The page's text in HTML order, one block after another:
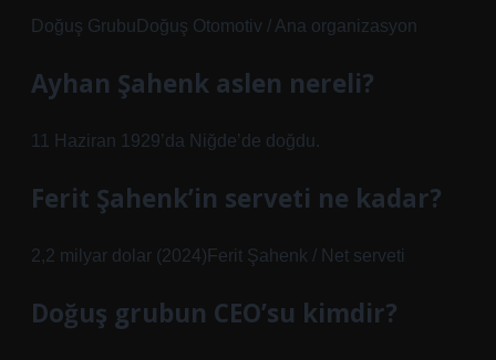
Doğuş GrubuDoğuş Otomotiv / Ana organizasyon
Ayhan Şahenk aslen nereli?
11 Haziran 1929’da Niğde’de doğdu.
Ferit Şahenk’in serveti ne kadar?
2,2 milyar dolar (2024)Ferit Şahenk / Net serveti
Doğuş grubun CEO’su kimdir?